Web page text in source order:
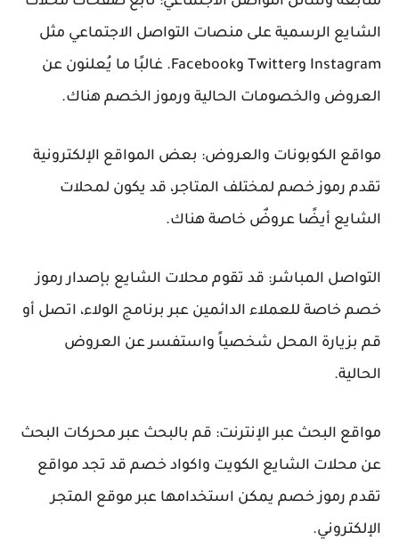
الشايع الرسمية على منصات التواصل الاجتماعي مثل
Instagram وTwitter وFacebook. غالبًا ما يُعلنون عن
العروض والخصومات الحالية ورموز الخصم هناك.
مواقع الكوبونات والعروض: بعض المواقع الإلكترونية
تقدم رموز خصم لمختلف المتاجر، قد يكون لمحلات
الشايع أيضًا عروضٌ خاصة هناك.
التواصل المباشر: قد تقوم محلات الشايع بإصدار رموز
خصم خاصة للعملاء الدائمين عبر برنامج الولاء، اتصل أو
قم بزيارة المحل شخصياً واستفسر عن العروض
الحالية.
مواقع البحث عبر الإنترنت: قم بالبحث عبر محركات البحث
عن محلات الشايع الكويت واكواد خصم قد تجد مواقع
تقدم رموز خصم يمكن استخدامها عبر موقع المتجر
الإلكتروني.